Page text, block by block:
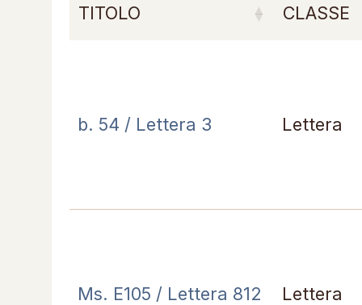
TITOLO CLASSE
b. 54 / Lettera 3 Lettera
Ms. E105 / Lettera 812 Lettera